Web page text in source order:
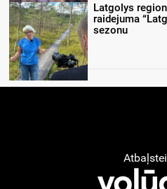
Latgolys
raidejuma
sezonu